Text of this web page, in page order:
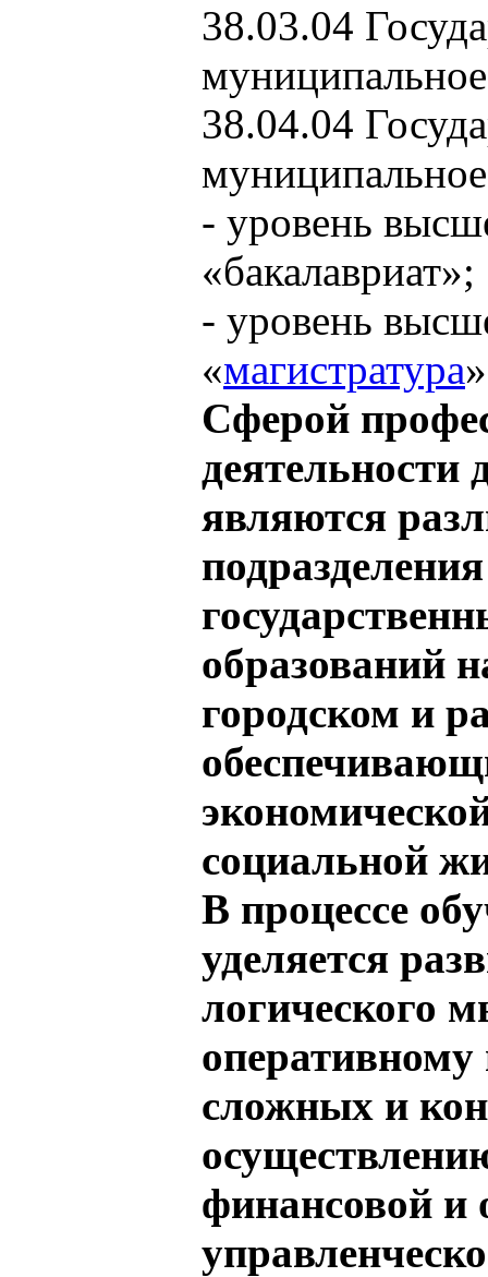
38.03.04
38.04.04
- уровень
«бакалавриат»;
- уровень
«магистратура
Сферой
деятельности
являются
образований
городском и
социальной
В процессе
уделяется
логического
сложных и
финансовой и